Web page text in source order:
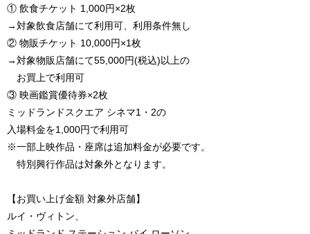
① 飲食チケット 1,000円×2枚
→対象飲食店舗にて利用可、利用条件無し
② 物販チケット 10,000円×1枚
→対象物販店舗にて55,000円(税込)以上の
お買上で利用可
③ 映画鑑賞優待券×2枚
ミッドランドスクエア シネマ1・2の
入場料金を1,000円で利用可
※一部上映作品・座席は追加料金が必要です。
特別興行作品は対象外となります。
【お買い上げ金額 対象外店舗】
ルイ・ヴィトン、